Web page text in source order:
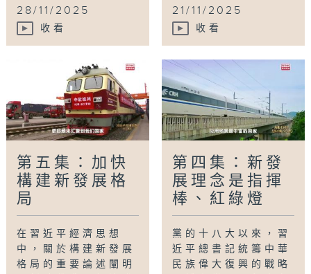
28/11/2025
收看
21/11/2025
收看
第五集：加快
構建新發展格
局
在習近平經濟思想
中，關於構建新發展
格局的重要論述闡明
第四集：新發
展理念是指揮
棒、紅綠燈
黨的十八大以來，習
近平總書記統籌中華
民族偉大復興的戰略